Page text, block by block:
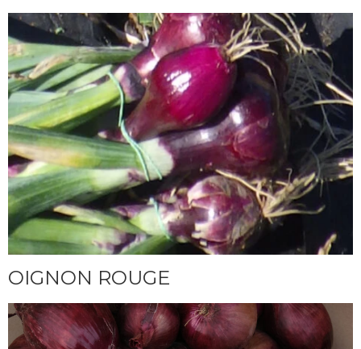
OIGNON ROUGE